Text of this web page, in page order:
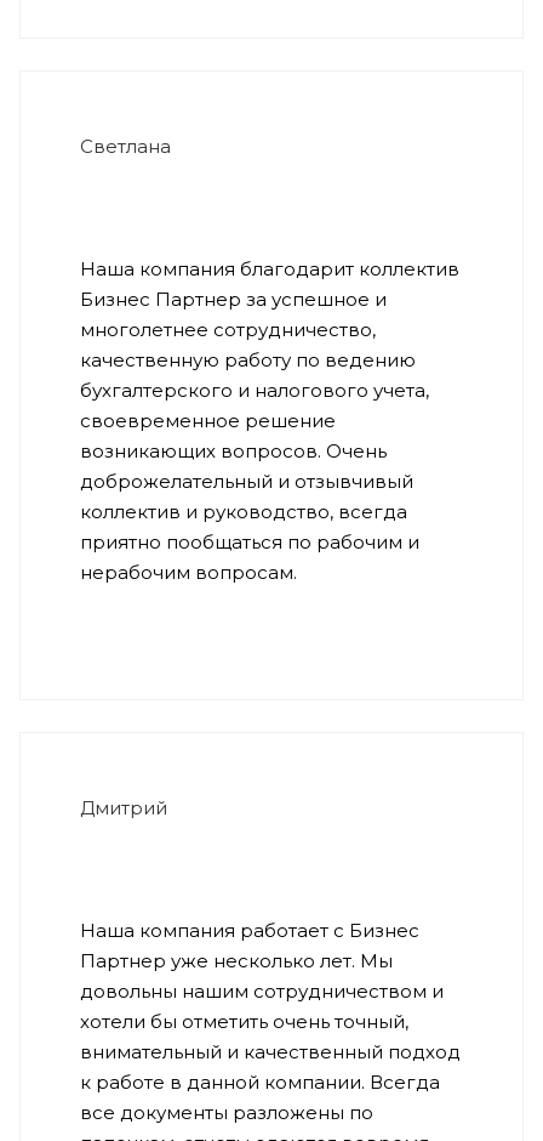
Светлана
Наша компания благодарит коллектив
Бизнес Партнер за успешное и
многолетнее сотрудничество,
качественную работу по ведению
бухгалтерского и налогового учета,
своевременное решение
возникающих вопросов. Очень
доброжелательный и отзывчивый
коллектив и руководство, всегда
приятно пообщаться по рабочим и
нерабочим вопросам.
Дмитрий
Наша компания работает с Бизнес
Партнер уже несколько лет. Мы
довольны нашим сотрудничеством и
хотели бы отметить очень точный,
внимательный и качественный подход
к работе в данной компании. Всегда
все документы разложены по